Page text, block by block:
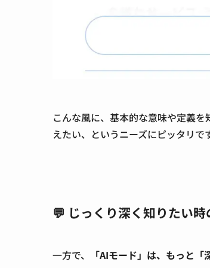
こんな風に、基本的な意味や定義
えたい、というニーズにピッタリで
💬 じっくり深く知りたい時
一方で、 「AIモード」は、もっと